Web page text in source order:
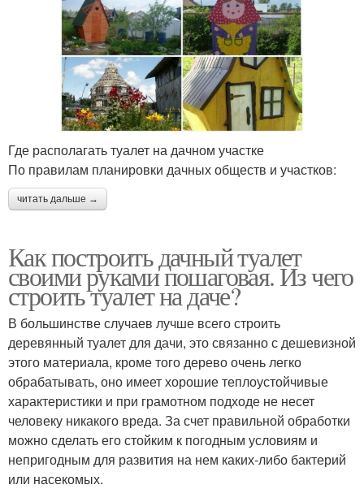
Где располагать туалет на дачном участке
По правилам планировки дачных обществ и участков:
читать дальше →
Как построить дачный туалет
своими руками пошаговая. Из чего
строить туалет на даче?
В большинстве случаев лучше всего строить
деревянный туалет для дачи, это связанно с дешевизной
этого материала, кроме того дерево очень легко
обрабатывать, оно имеет хорошие теплоустойчивые
характеристики и при грамотном подходе не несет
человеку никакого вреда. За счет правильной обработки
можно сделать его стойким к погодным условиям и
непригодным для развития на нем каких-либо бактерий
или насекомых.